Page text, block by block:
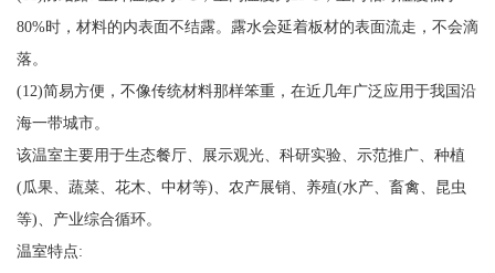
80%时，材料的内表面不结露。露水会延着板材的表面流走，不会滴
落。
(12)简易方便，不像传统材料那样笨重，在近几年广泛应用于我国沿
海一带城市。
该温室主要用于生态餐厅、展示观光、科研实验、示范推广、种植
(瓜果、蔬菜、花木、中材等)、农产展销、养殖(水产、畜禽、昆虫
等)、产业综合循环。
温室特点: